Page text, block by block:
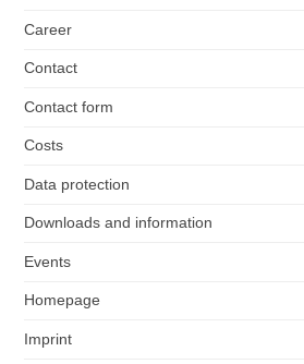
Career
Contact
Contact form
Costs
Data protection
Downloads and information
Events
Homepage
Imprint